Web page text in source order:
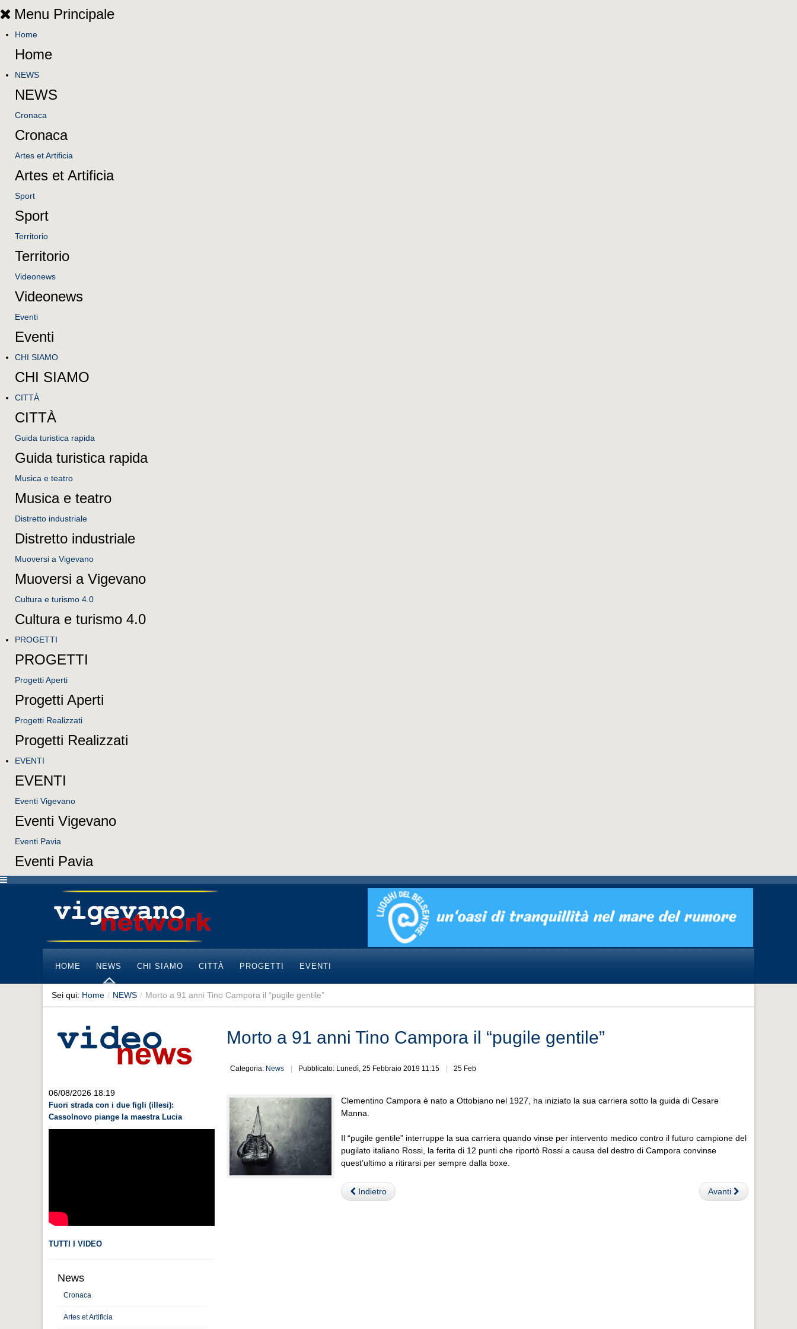
Menu Principale
Home
Home
NEWS
NEWS
Cronaca
Cronaca
Artes et Artificia
Artes et Artificia
Sport
Sport
Territorio
Territorio
Videonews
Videonews
Eventi
Eventi
CHI SIAMO
CHI SIAMO
CITTÀ
CITTÀ
Guida turistica rapida
Guida turistica rapida
Musica e teatro
Musica e teatro
Distretto industriale
Distretto industriale
Muoversi a Vigevano
Muoversi a Vigevano
Cultura e turismo 4.0
Cultura e turismo 4.0
PROGETTI
PROGETTI
Progetti Aperti
Progetti Aperti
Progetti Realizzati
Progetti Realizzati
EVENTI
EVENTI
Eventi Vigevano
Eventi Vigevano
Eventi Pavia
Eventi Pavia
HOME NEWS CHI SIAMO CITTÀ PROGETTI EVENTI
Sei qui: Home / NEWS / Morto a 91 anni Tino Campora il “pugile gentile”
06/08/2026 18:19
Fuori strada con i due figli (illesi):
Cassolnovo piange la maestra Lucia
TUTTI I VIDEO
News
Cronaca
Artes et Artificia
Morto a 91 anni Tino Campora il “pugile gentile”
Categoria: News Pubblicato: Lunedì, 25 Febbraio 2019 11:15 25 Feb
Clementino Campora è nato a Ottobiano nel 1927, ha iniziato la sua carriera sotto la guida di Cesare
Manna.
Il “pugile gentile” interruppe la sua carriera quando vinse per intervento medico contro il futuro campione del
pugilato italiano Rossi, la ferita di 12 punti che riportò Rossi a causa del destro di Campora convinse
quest’ultimo a ritirarsi per sempre dalla boxe.
Indietro Avanti